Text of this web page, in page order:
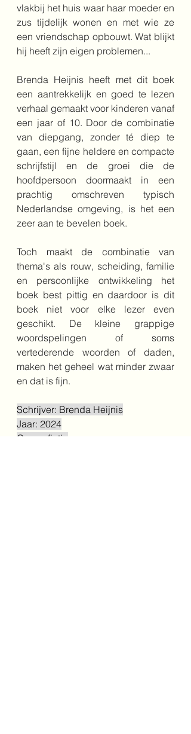
vlakbij het huis waar haar moeder en
zus tijdelijk wonen en met wie ze
een vriendschap opbouwt. Wat blijkt
hij heeft zijn eigen problemen...
Brenda Heijnis heeft met dit boek
een aantrekkelijk en goed te lezen
verhaal gemaakt voor kinderen vanaf
een jaar of 10. Door de combinatie
van diepgang, zonder té diep te
gaan, een fijne heldere en compacte
schrijfstijl en de groei die de
hoofdpersoon doormaakt in een
prachtig omschreven typisch
Nederlandse omgeving, is het een
zeer aan te bevelen boek.
Toch maakt de combinatie van
thema's als rouw, scheiding, familie
en persoonlijke ontwikkeling het
boek best pittig en daardoor is dit
boek niet voor elke lezer even
geschikt. De kleine grappige
woordspelingen of soms
vertederende woorden of daden,
maken het geheel wat minder zwaar
en dat is fijn.
Schrijver: Brenda Heijnis
Jaar: 2024
Genre: fictie